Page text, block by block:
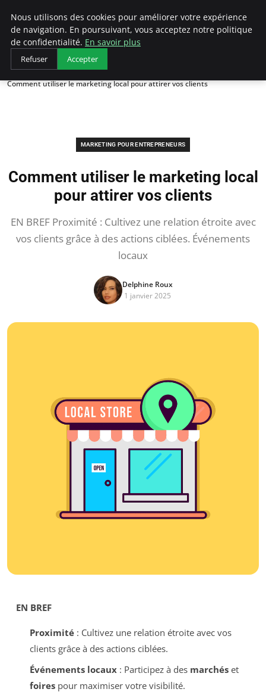
LECFCM
Accueil
Marketing pour entrepreneurs
Comment utiliser le marketing local pour attirer vos clients
MARKETING POUR ENTREPRENEURS
Comment utiliser le marketing local
pour attirer vos clients
EN BREF Proximité : Cultivez une relation étroite avec
vos clients grâce à des actions ciblées. Événements
locaux
Delphine Roux
1 janvier 2025
EN BREF
Proximité: Cultivez une relation étroite avec vos
clients grâce à des actions ciblées.
Événements locaux: Participez à des marchéset
foirespour maximiser votre visibilité.
Nous utilisons des cookies pour améliorer votre expérience
de navigation. En poursuivant, vous acceptez notre politique
de confidentialité. En savoir plus
Refuser Accepter